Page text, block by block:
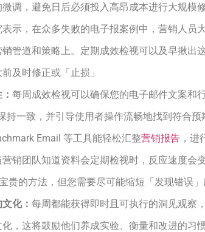
调，避免日后必须投入高昂成本进行大规模修
表示，在众多失败的电子报案例中，营销人员
管道和策略上。定期成效检视可以及早揪出
及时修正或「止损」
每周成效检视可以确保您的电子邮件文案和
持一致，并引导使用者操作流畅地找到符合
Email 等工具能轻松汇整营销报告 ，进
营销团队知道资料会定期检视时，反应速度会
贵的方法，但您需要尽可能缩短「发现错误」
化： 每周都能获得即时且可执行的洞见观察
，这将鼓励他们养成实验、衡量和改进的习